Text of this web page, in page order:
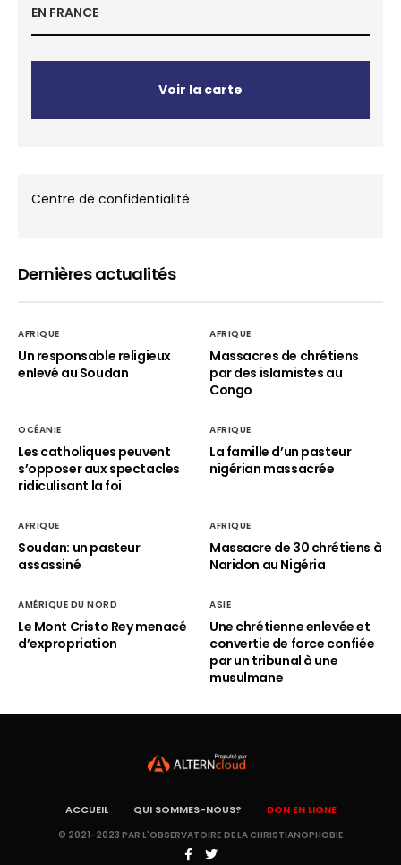
EN FRANCE
Voir la carte
Centre de confidentialité
Dernières actualités
AFRIQUE
Un responsable religieux
enlevé au Soudan
AFRIQUE
Massacres de chrétiens
par des islamistes au
Congo
OCÉANIE
Les catholiques peuvent
s’opposer aux spectacles
ridiculisant la foi
AFRIQUE
La famille d’un pasteur
nigérian massacrée
AFRIQUE
Soudan: un pasteur
assassiné
AFRIQUE
Massacre de 30 chrétiens à
Naridon au Nigéria
AMÉRIQUE DU NORD
Le Mont Cristo Rey menacé
d’expropriation
ASIE
Une chrétienne enlevée et
convertie de force confiée
par un tribunal à une
musulmane
ACCUEIL QUI SOMMES-NOUS? DON EN LIGNE
© 2021-2023 PAR L'OBSERVATOIRE DE LA CHRISTIANOPHOBIE